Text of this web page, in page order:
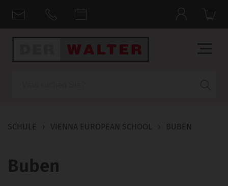
SCHULE › VIENNA EUROPEAN SCHOOL › BUBEN
Buben